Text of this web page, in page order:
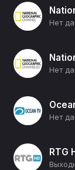
Нет
Нет
Нет
RTG